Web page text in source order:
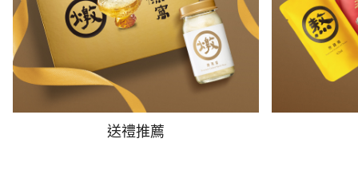
送禮推薦